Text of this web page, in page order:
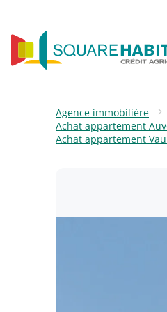
Agence immobilière
Achat appartement
Achat appartement